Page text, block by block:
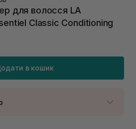
для волосся LA
Classic Conditioning
в кошик